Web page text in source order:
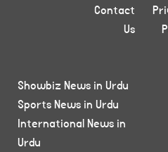
Contact
Us
Showbiz News in Urdu
Sports News in Urdu
International News in
Urdu